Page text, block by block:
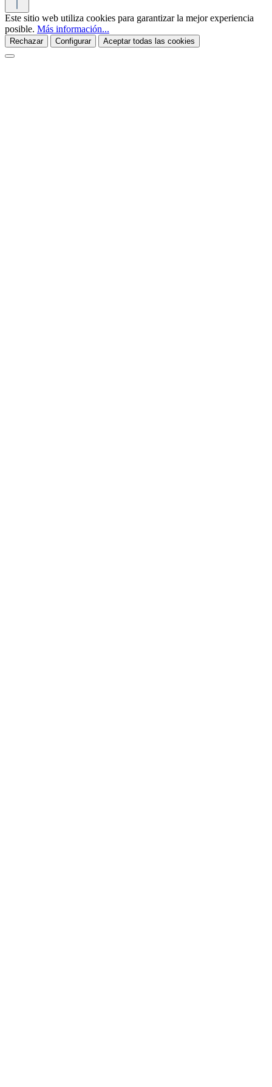
Este sitio web utiliza cookies para garantizar la mejor experiencia
posible. Más información...
Rechazar Configurar Aceptar todas las cookies